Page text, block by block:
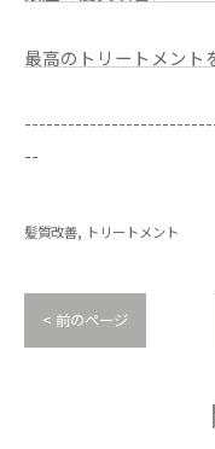
最高のトリートメント
--
髪質改善 トリートメント
< 前のページ